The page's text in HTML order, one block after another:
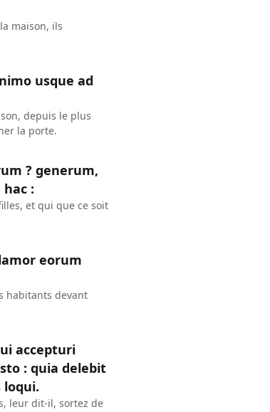
maison, ils
usque ad
depuis le plus
la porte.
? generum,
:
et qui que ce soit
eorum
habitants devant
accepturi
: quia delebit
loqui.
leur dit-il, sortez de